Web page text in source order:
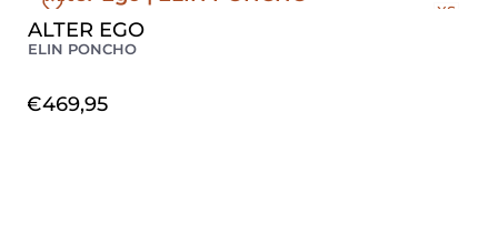
ALTER EGO
ELIN PONCHO
€469,95
XS